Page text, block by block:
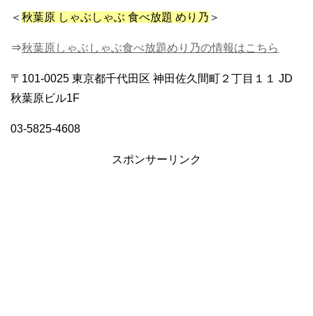
＜ 秋葉原 しゃぶしゃぶ 食べ放題 めり乃 ＞
⇒秋葉原しゃぶしゃぶ食べ放題めり乃の情報はこちら
〒101-0025 東京都千代田区 神田佐久間町２丁目１１ JD
秋葉原ビル1F
03-5825-4608
スポンサーリンク